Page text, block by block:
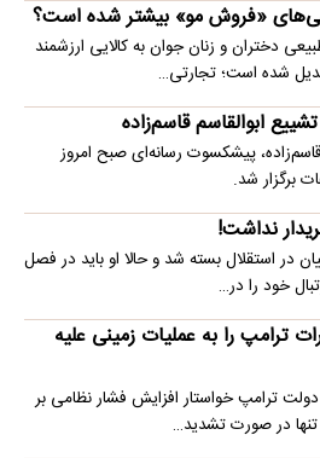
«فروش مو» بیشتر شده است؟
دختران و زنان جوان به کالایی ارزشمند
شده است؛ تجارتی…
ابوالقاسم قاسم‌زاده
پیشکسوت رسانه‌ای صبح امروز
نداشت!
در استقلال بسته شد و حالا او باید در فصل
خود را در…
ترامپ را به عملیات زمینی علیه
ترامپ خواستار افزایش فشار نظامی بر
در صورت تشدید…